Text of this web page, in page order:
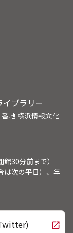
ブラリー
地 横浜情報文化
30分前まで）
次の平日）、年
open_in_new